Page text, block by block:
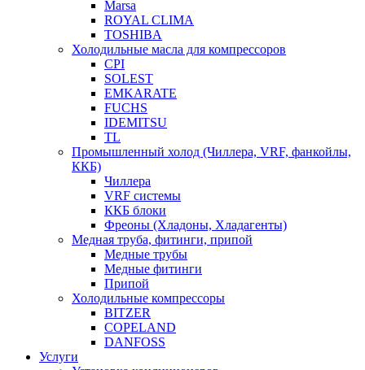
Marsa
ROYAL CLIMA
TOSHIBA
Холодильные масла для компрессоров
CPI
SOLEST
EMKARATE
FUCHS
IDEMITSU
TL
Промышленный холод (Чиллера, VRF, фанкойлы,
ККБ)
Чиллера
VRF системы
ККБ блоки
Фреоны (Хладоны, Хладагенты)
Медная труба, фитинги, припой
Медные трубы
Медные фитинги
Припой
Холодильные компрессоры
BITZER
COPELAND
DANFOSS
Услуги